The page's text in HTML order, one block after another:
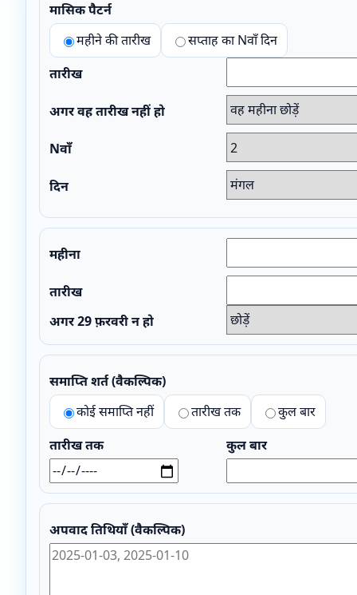
मासिक पैटर्न
महीने की तारीख
सप्ताह का Nवाँ दिन
तारीख
अगर वह तारीख नहीं हो
Nवाँ
दिन
महीना
तारीख
अगर 29 फ़रवरी न हो
समाप्ति शर्त (वैकल्पिक)
कोई समाप्ति नहीं
तारीख तक
कुल बार
तारीख तक
कुल बार
अपवाद तिथियाँ (वैकल्पिक)